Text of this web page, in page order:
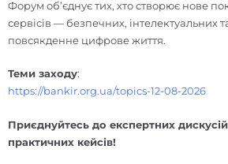
Форум об’єднує тих, хто створює нове
сервісів — безпечних, інтелектуальних
повсякденне цифрове життя.
Теми заходу:
https://bankir.org.ua/topics-12-08-2026
Приєднуйтесь до експертних
практичних кейсів!